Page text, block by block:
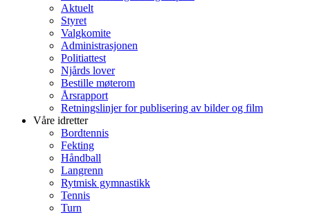
Aktuelt
Styret
Valgkomite
Administrasjonen
Politiattest
Njårds lover
Bestille møterom
Årsrapport
Retningslinjer for publisering av bilder og film
Våre idretter
Bordtennis
Fekting
Håndball
Langrenn
Rytmisk gymnastikk
Tennis
Turn